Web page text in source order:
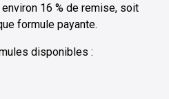
16 % de remise, soit
formule payante.
disponibles :